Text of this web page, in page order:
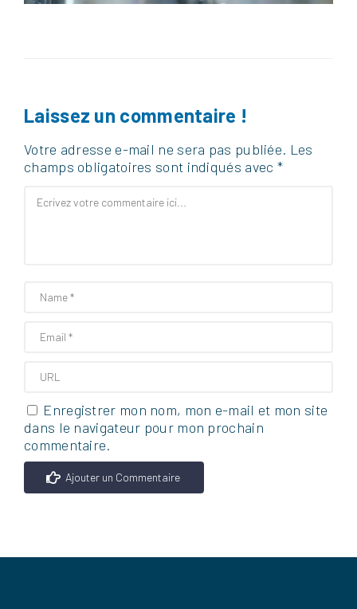
Laissez un commentaire !
Votre adresse e-mail ne sera pas publiée. Les
champs obligatoires sont indiqués avec *
Enregistrer mon nom, mon e-mail et mon site
dans le navigateur pour mon prochain
commentaire.